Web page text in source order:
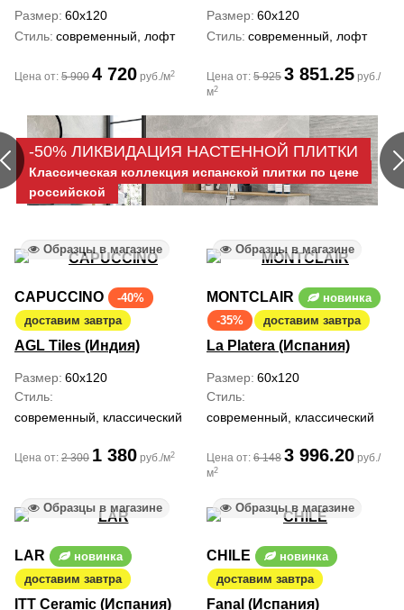
Размер 60x120
Стиль современный, лофт
Цена от: 5 900 4 720 руб./м2
Размер 60x120
Стиль современный, лофт
Цена от: 5 925 3 851.25 руб./
м2
-50% ЛИКВИДАЦИЯ НАСТЕННОЙ ПЛИТКИ
Классическая коллекция испанской плитки по цене
российской
Образцы в магазине
CAPUCCINO
-40%
доставим завтра
AGL Tiles (Индия)
Размер 60x120
Стиль
современный, классический
Цена от: 2 300 1 380 руб./м2
Образцы в магазине
MONTCLAIR
новинка
-35%
доставим завтра
La Platera (Испания)
Размер 60x120
Стиль
современный, классический
Цена от: 6 148 3 996.20 руб./
м2
Образцы в магазине
LAR
новинка
доставим завтра
ITT Ceramic (Испания)
Образцы в магазине
CHILE
новинка
доставим завтра
Fanal (Испания)